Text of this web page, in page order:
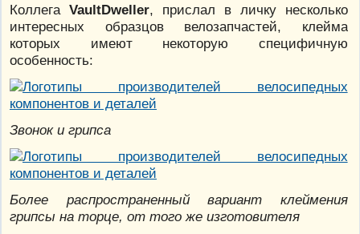
Коллега VaultDweller, прислал в личку несколько
интересных образцов велозапчастей, клейма
которых имеют некоторую специфичную
особенность:
Звонок и грипса
Более распространенный вариант клеймения
грипсы на торце, от того же изготовителя